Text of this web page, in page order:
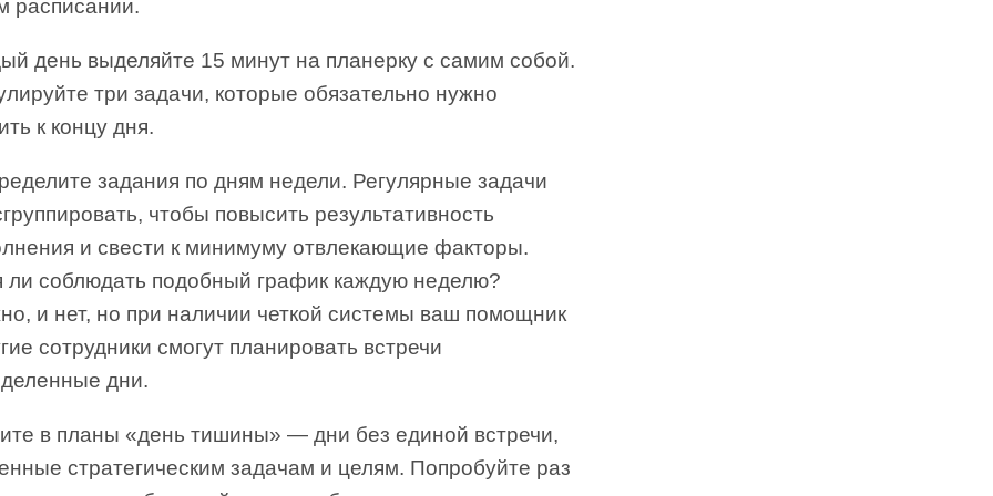
расписании.
день выделяйте 15 минут на планерку с самим собой.
три задачи, которые обязательно нужно
к концу дня.
задания по дням недели. Регулярные задачи
чтобы повысить результативность
и свести к минимуму отвлекающие факторы.
ли соблюдать подобный график каждую неделю?
и нет, но при наличии четкой системы ваш помощник
сотрудники смогут планировать встречи
дни.
в планы «день тишины» — дни без единой встречи,
стратегическим задачам и целям. Попробуйте раз